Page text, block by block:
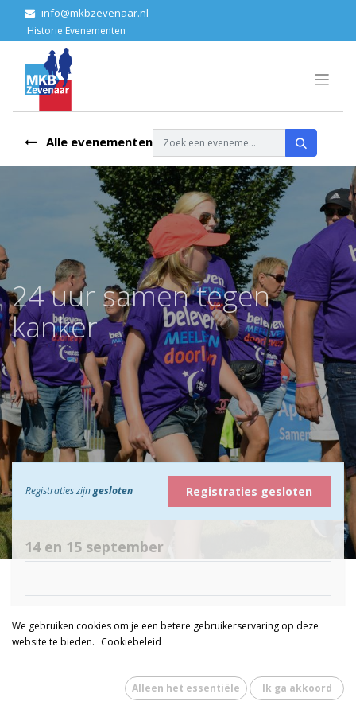
info@mkbzevenaar.nl
Historie Ev​enementen
Alle evenementen
24 uur samen tegen
kanker
Registraties zijngesloten Registraties gesloten
14 en 15 september
Op zaterdag 14 en zondag 15 September 2024gaan
verschillende teams 24 uur in estafettevorm wandelen
We gebruiken cookies om je een betere gebruikerservaring op deze
website te bieden. Cookiebeleid
Alleen het essentiële Ik ga akkoord